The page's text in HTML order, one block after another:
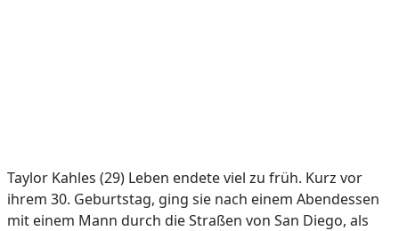
Taylor Kahles (29) Leben endete viel zu früh. Kurz vor
ihrem 30. Geburtstag, ging sie nach einem Abendessen
mit einem Mann durch die Straßen von San Diego, als